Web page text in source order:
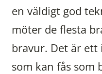
en väldigt god
möter de flesta
bravur. Det är ett
som kan fås som